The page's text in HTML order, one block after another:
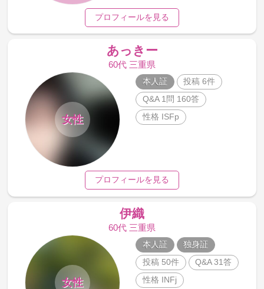
プロフィールを見る
あっきー
60代 三重県
女性
本人証
投稿 6件
Q&A 1問 160答
性格 ISFp
プロフィールを見る
伊織
60代 三重県
女性
本人証
独身証
投稿 50件
Q&A 31答
性格 INFj